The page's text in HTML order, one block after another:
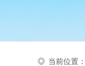
当前位置：